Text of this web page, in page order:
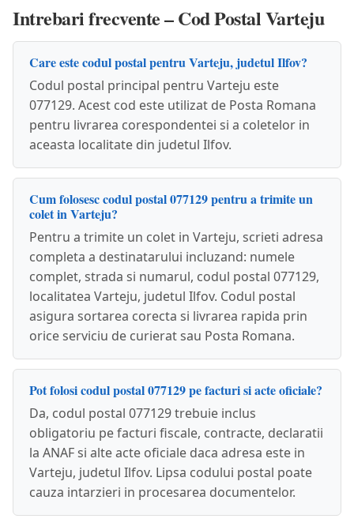
Intrebari frecvente – Cod Postal Varteju
Care este codul postal pentru Varteju, judetul Ilfov?
Codul postal principal pentru Varteju este
077129. Acest cod este utilizat de Posta Romana
pentru livrarea corespondentei si a coletelor in
aceasta localitate din judetul Ilfov.
Cum folosesc codul postal 077129 pentru a trimite un
colet in Varteju?
Pentru a trimite un colet in Varteju, scrieti adresa
completa a destinatarului incluzand: numele
complet, strada si numarul, codul postal 077129,
localitatea Varteju, judetul Ilfov. Codul postal
asigura sortarea corecta si livrarea rapida prin
orice serviciu de curierat sau Posta Romana.
Pot folosi codul postal 077129 pe facturi si acte oficiale?
Da, codul postal 077129 trebuie inclus
obligatoriu pe facturi fiscale, contracte, declaratii
la ANAF si alte acte oficiale daca adresa este in
Varteju, judetul Ilfov. Lipsa codului postal poate
cauza intarzieri in procesarea documentelor.